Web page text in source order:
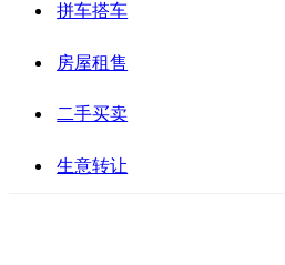
拼车搭车
房屋租售
二手买卖
生意转让